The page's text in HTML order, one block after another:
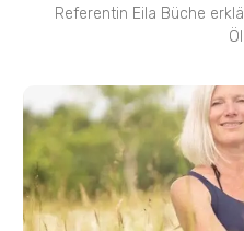
Referentin Eila Büche